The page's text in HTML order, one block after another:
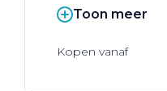
Toon meer
Kopen vanaf